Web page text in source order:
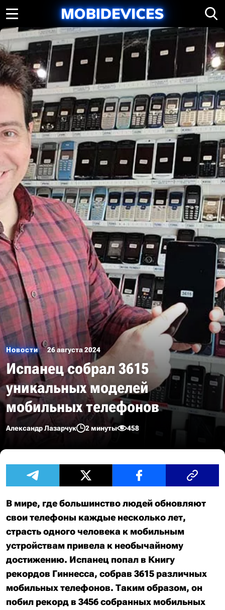
Новости 26 августа 2024
Испанец собрал 3615
уникальных моделей
мобильных телефонов
Александр Лазарчук 2 минуты 458
В мире, где большинство людей обновляют
свои телефоны каждые несколько лет,
страсть одного человека к мобильным
устройствам привела к необычайному
достижению. Испанец попал в Книгу
рекордов Гиннесса, собрав 3615 различных
мобильных телефонов. Таким образом, он
побил рекорд в 3456 собранных мобильных